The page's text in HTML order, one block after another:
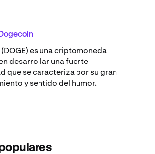
es una criptomoneda
desarrollar una fuerte
que se caracteriza por su gran
y sentido del humor.